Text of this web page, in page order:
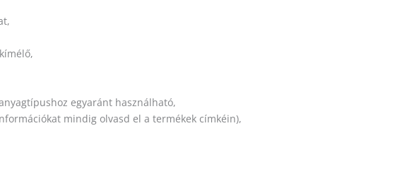
egyaránt használható,
mindig olvasd el a termékek címkéin),